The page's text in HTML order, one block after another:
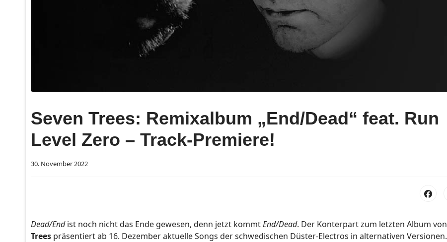
Seven Trees: Remixalbum „End/Dead“ feat. Run
Level Zero – Track-Premiere!
30. November 2022
Dead/Endist noch nicht das Ende gewesen, denn jetzt kommtEnd/Dead. Der Konterpart zum letzten Album von
Trees präsentiert ab 16. Dezember aktuelle Songs der schwedischen Düster-Electros in alternativen Versionen.